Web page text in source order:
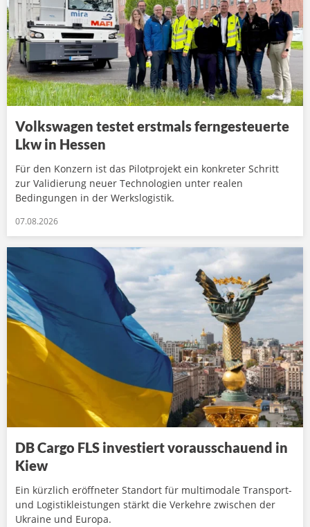
Volkswagen testet erstmals ferngesteuerte
Lkw in Hessen
Für den Konzern ist das Pilotprojekt ein konkreter Schritt
zur Validierung neuer Technologien unter realen
Bedingungen in der Werkslogistik.
07.08.2026
DB Cargo FLS investiert vorausschauend in
Kiew
Ein kürzlich eröffneter Standort für multimodale Transport-
und Logistikleistungen stärkt die Verkehre zwischen der
Ukraine und Europa.